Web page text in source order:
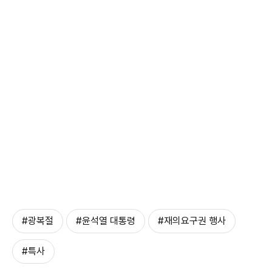
#광복절 #윤석열 대통령 #재의요구권 행사
#특사